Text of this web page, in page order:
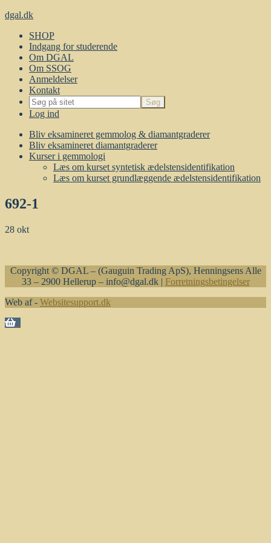
dgal.dk
SHOP
Indgang for studerende
Om DGAL
Om SSOG
Anmeldelser
Kontakt
Log ind
Bliv eksamineret gemmolog & diamantgraderer
Bliv eksamineret diamantgraderer
Kurser i gemmologi
Læs om kurset syntetisk ædelstensidentifikation
Læs om kurset grundlæggende ædelstensidentifikation
692-1
28 okt
Copyright © DGAL – (Gauguin Trading ApS), Henningsens Alle
33 – 2900 Hellerup – info@dgal.dk | Forretningsbetingelser
Web af - Websitesupport.dk